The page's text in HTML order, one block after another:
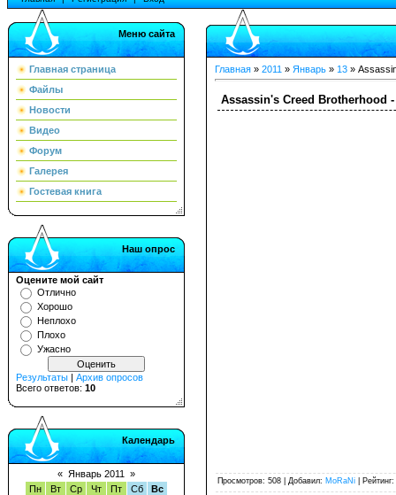
Меню сайта
Главная страница
Файлы
Новости
Видео
Форум
Галерея
Гостевая книга
Наш опрос
Оцените мой сайт
Отлично
Хорошо
Неплохо
Плохо
Ужасно
Результаты | Архив опросов
Всего ответов: 10
Календарь
« Январь 2011
»
Пн
Вт Ср Чт Пт Сб
Вс
Главная » 2011 » Январь » 13 »
Assassin's Creed Brotherhood
Просмотров: 508 | Добавил: MoRaNi Рейтинг: